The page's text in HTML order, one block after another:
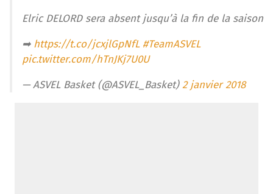
Elric DELORD sera absent jusqu’à la fin de la saison
➡ https://t.co/jcxjlGpNfL #TeamASVEL
pic.twitter.com/hTnJKj7U0U
— ASVEL Basket (@ASVEL_Basket)2 janvier 2018